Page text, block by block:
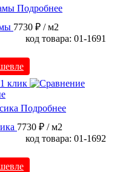
Подробнее
7730 ₽ / м2
код товара: 01-1691
клик
Подробнее
7730 ₽ / м2
код товара: 01-1692